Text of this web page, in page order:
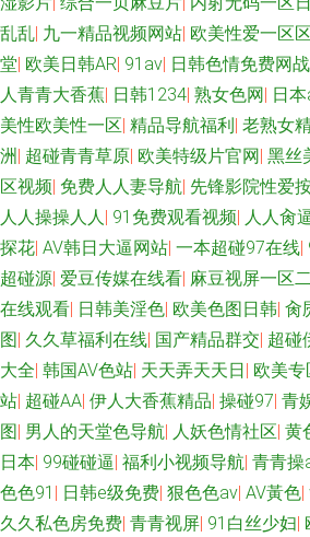
乱乱| 九一精品视频网站| 欧美性爱一区区
堂| 欧美日韩AR| 91av| 日韩色情免费网战
人青青大香蕉| 日韩1234| 熟女色网| 日
美性欧美性一区| 精品导航福利| 老熟女
洲 | 超碰青青草原| 欧美特级片官网| 黑丝
区视频| 免费人人妻导航| 先锋影院性爱
人人操操人人| 91免费观看视频| 人人肏
探花| AV韩日大逼网站| 一本超碰97在线|
超碰源| 爱豆传媒在线看| 麻豆视屏一区
在线观看| 日韩美淫色| 欧美色图日韩| 肏
图| 久久草福利在线| 国产精品群交| 超碰
大全| 韩国AV色站| 天天弄天天日| 欧美
站| 超碰AA| 伊人大香蕉精品| 操碰97| 青
图| 男人的天堂色导航| 人妖色情社区| 黄
日本| 99碰碰逼| 福利小视频导航| 青青操
色色91 | 日韩e级免费| 狠色色av| AV黃色|
久久私色房免费| 青青视屏| 91白丝少妇|